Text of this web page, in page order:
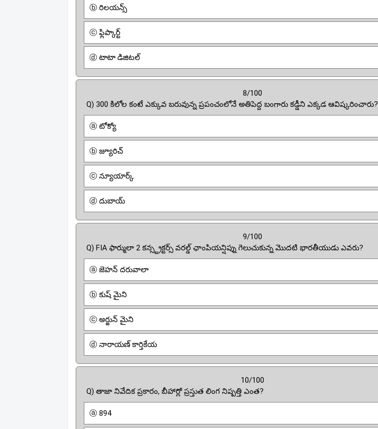
ⓑ రిలయన్స్
ⓒ ఫ్లిప్కార్ట్
ⓓ టాటా డిజిటల్
8/100
Q) 300 కిలోల కంటే ఎక్కువ బరువున్న ప్రపంచంలోనే అతిపెద్ద బంగారు కడ్డీని ఎక్కడ ఆవిష్కరించారు?
ⓐ టోక్యో
ⓑ జ్యూరిచ్
ⓒ న్యూయార్క్
ⓓ దుబాయ్
9/100
Q) FIA ఫార్ములా 2 కన్స్ట్రక్టర్స్ వరల్డ్ ఛాంపియన్షిప్ను గెలుచుకున్న మొదటి భారతీయుడు ఎవరు?
ⓐ జెహన్ దరువాలా
ⓑ కుష్ మైని
ⓒ అర్జున్ మైని
ⓓ నారాయణ్ కార్తికేయ
10/100
Q) తాజా నివేదిక ప్రకారం, బీహార్లో ప్రస్తుత లింగ నిష్పత్తి ఎంత?
ⓐ 894